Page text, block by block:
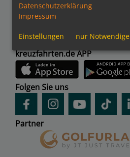
Bezahlmethoden
kreuzfahrten.de APP
Folgen Sie uns
Partner
Datenschutzerklärung
Impressum
Einstellungen nur Notwendige